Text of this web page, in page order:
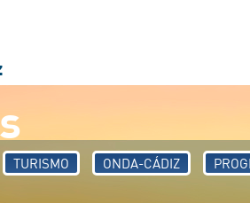
TURISMO ONDA-CÁDIZ